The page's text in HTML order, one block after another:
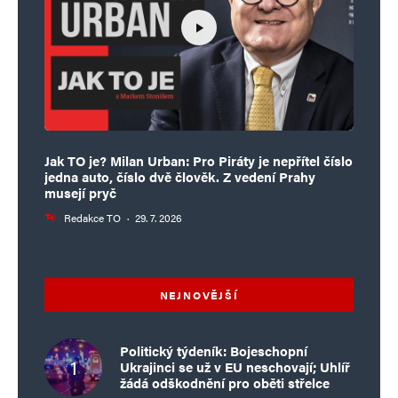
s Hamásem. Je to teroristická organizace, na
tom se nic nemění.“ Útok na Izrael ze 7. října
2023 byl jen začátkem, přijde „druhý, třetí,
čtvrtý“, dokud nezničíme židovský stát. Prohlásil
to Ghazí Hamad, mluvčí teroristického hnutí
Hamás v rozhovoru pro libanonskou televizi
LBCI. Mírotvorci bývají v konfrontaci se zlem
naivní. Po vzniku palestinské autonomie jeden
veřejně přiznal, že ji „Izraelci považují za cestu
k míru, kdežto my ji chápeme jako trojského
jinověrcům svatou válku… muslimy ovládá
tisíciletá fanatická dementní nenávist, kterou již
Jak TO je? Milan Urban: Pro Piráty je nepřítel číslo
jedna auto, číslo dvě člověk. Z vedení Prahy
musejí pryč
Redakce TO · 29. 7. 2026
NEJNOVĚJŠÍ
Politický týdeník: Bojeschopní
Ukrajinci se už v EU neschovají; Uhlíř
žádá odškodnění pro oběti střelce